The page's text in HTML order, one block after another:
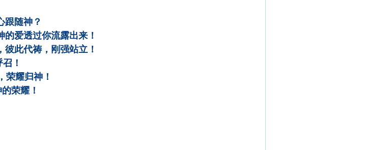
跟随神？
爱透过你流露出来！
此代祷，刚强站立！
！
荣耀归神！
荣耀！